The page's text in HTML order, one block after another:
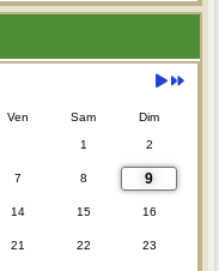
Ven Sam Dim
1 2
7 8 9
14 15 16
21 22 23